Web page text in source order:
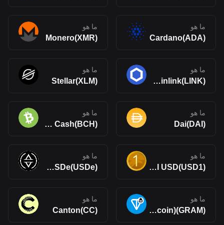
ما هو
Cardano(ADA)
ما هو
Monero(XMR)
ما هو
Chainlink(LINK)
ما هو
Stellar(XLM)
ما هو
Dai(DAI)
ما هو
Bitcoin Cash(BCH)
ما هو
World Liberty Financial USD(USD1)
ما هو
Ethena USDe(USDe)
ما هو
Gram (prev. Toncoin)(GRAM)
ما هو
Canton(CC)